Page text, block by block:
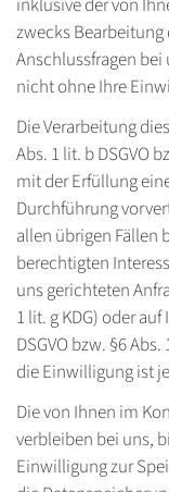
inklusive der von
zwecks Bearbeitung
Anschlussfragen bei
nicht ohne Ihre
Die Verarbeitung
Abs. 1 lit. b DSGVO
mit der Erfüllung
Durchführung
allen übrigen Fällen
berechtigten
uns gerichteten
1 lit. g KDG) oder
DSGVO bzw. §6
die Einwilligung ist
Die von Ihnen im
verbleiben bei uns,
Einwilligung zur